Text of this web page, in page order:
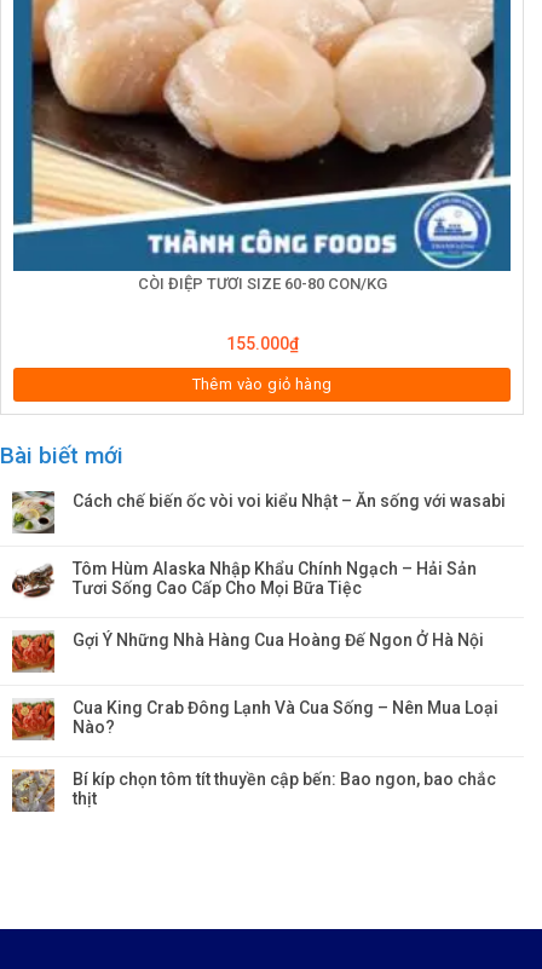
CÒI ĐIỆP TƯƠI SIZE 60-80 CON/KG
155.000₫
Thêm vào giỏ hàng
Bài biết mới
Cách chế biến ốc vòi voi kiểu Nhật – Ăn sống với wasabi
Tôm Hùm Alaska Nhập Khẩu Chính Ngạch – Hải Sản
Tươi Sống Cao Cấp Cho Mọi Bữa Tiệc
Gợi Ý Những Nhà Hàng Cua Hoàng Đế Ngon Ở Hà Nội
Cua King Crab Đông Lạnh Và Cua Sống – Nên Mua Loại
Nào?
Bí kíp chọn tôm tít thuyền cập bến: Bao ngon, bao chắc
thịt